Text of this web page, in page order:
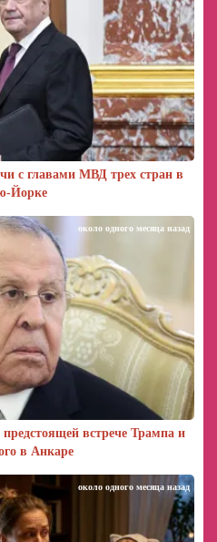
с главами МВД трех стран в
Йорке
встрече Трампа и
в Анкаре
около одного месяца назад
около одного месяца назад